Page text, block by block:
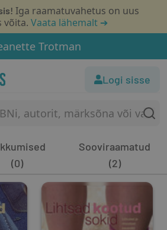
Iga raamatuvahetus on uus
võita. Vaata lähemalt ➔
Trotman
Logi sisse
(0)
Sooviraamatud
(2)